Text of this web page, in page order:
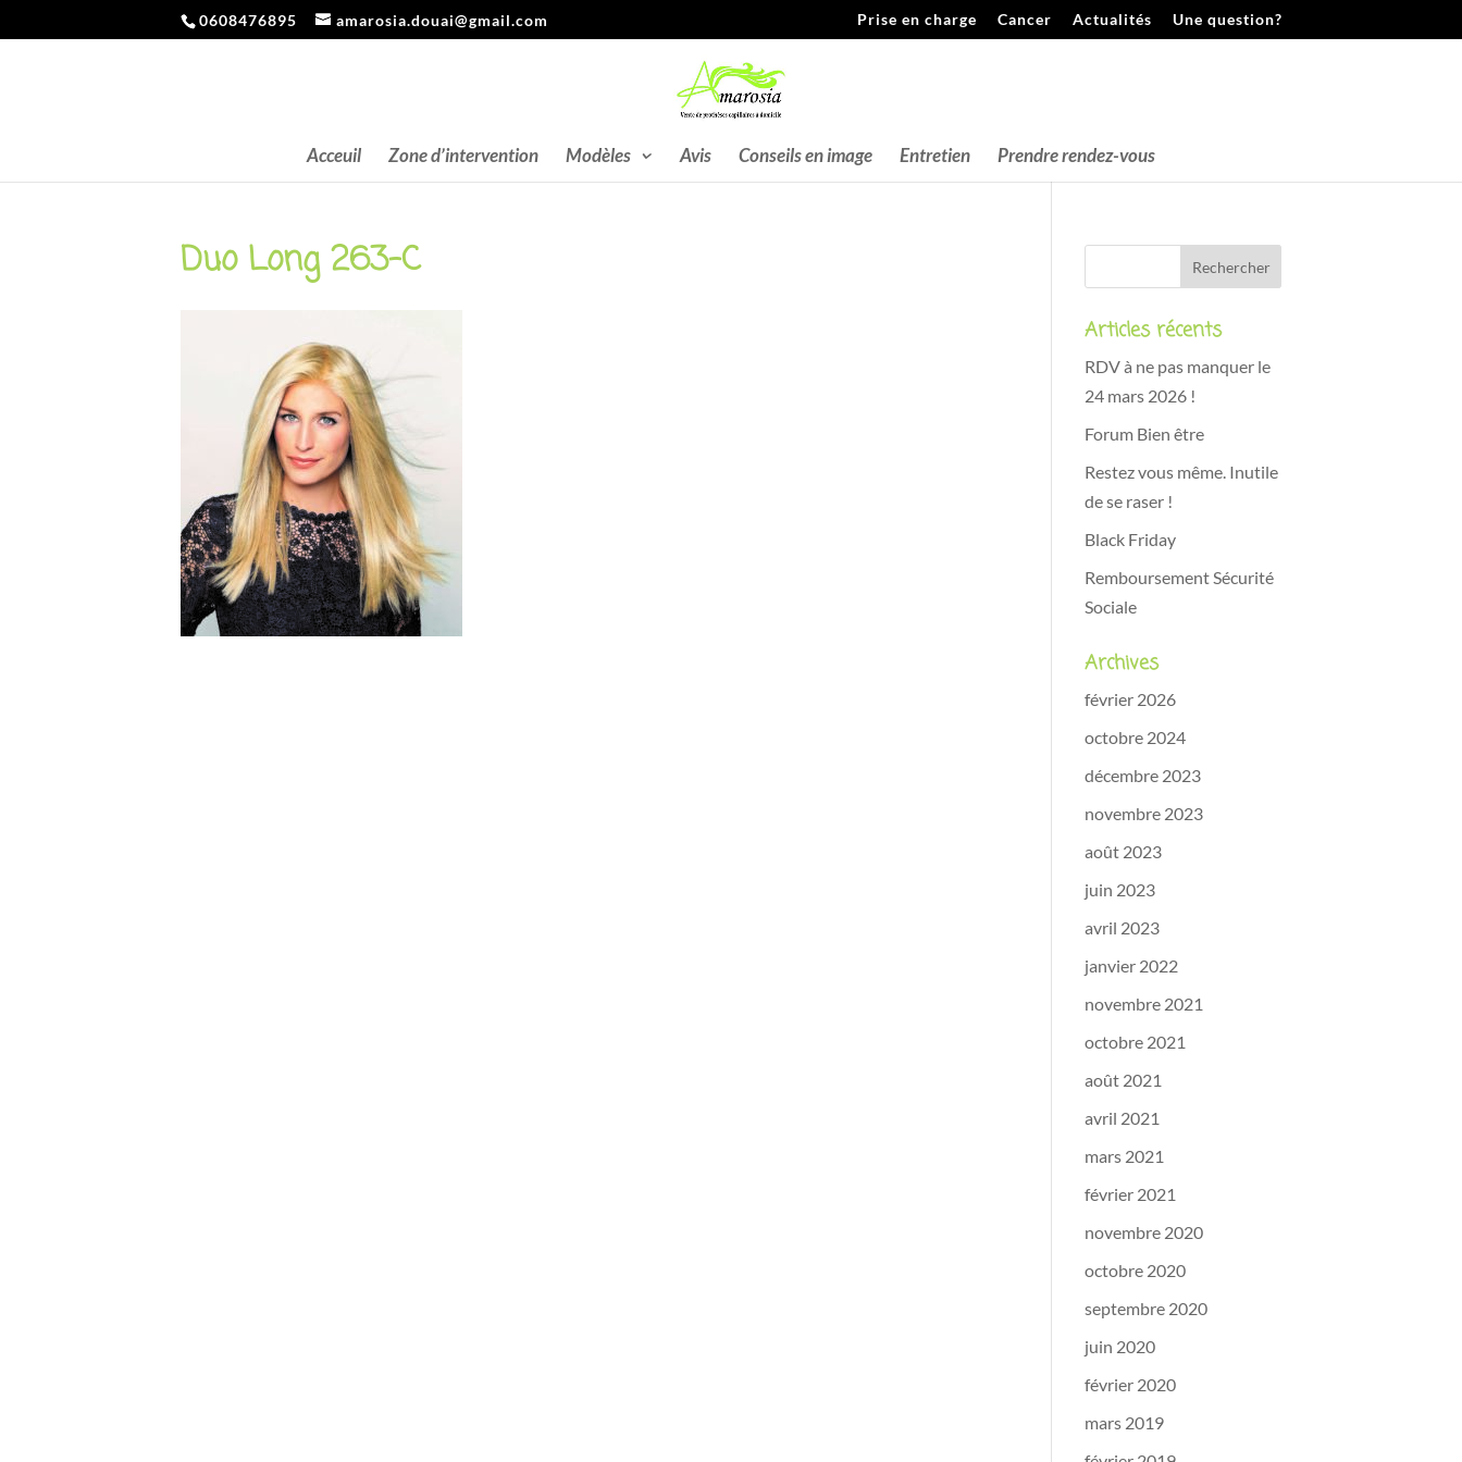
0608476895 amarosia.douai@gmail.com Prise en charge Cancer Actualités Une question?
Acceuil Zone d’intervention Modèles Avis Conseils en image Entretien Prendre rendez-vous
Duo Long 263-C
Articles récents
RDV à ne pas manquer le
24 mars 2026 !
Forum Bien être
Restez vous même. Inutile
de se raser !
Black Friday
Remboursement Sécurité
Sociale
Archives
février 2026
octobre 2024
décembre 2023
novembre 2023
août 2023
juin 2023
avril 2023
janvier 2022
novembre 2021
octobre 2021
août 2021
avril 2021
mars 2021
février 2021
novembre 2020
octobre 2020
septembre 2020
juin 2020
février 2020
mars 2019